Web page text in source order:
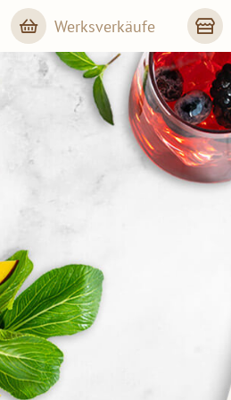
Werksverkäufe